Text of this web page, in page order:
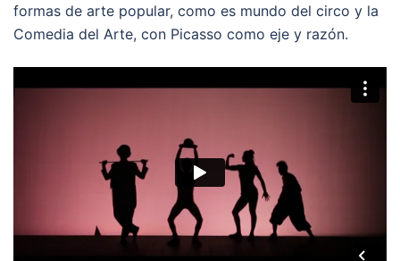
formas de arte popular, como es mundo del circo y la
Comedia del Arte, con Picasso como eje y razón.